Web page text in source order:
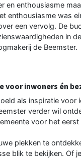
en enthousiasme
enthousiasme was
een vervolg. De
in
de Beemster.
voor inwoners én
als inspiratie voor
verder wil
voor het
plekken te
blik te bekijken. Of